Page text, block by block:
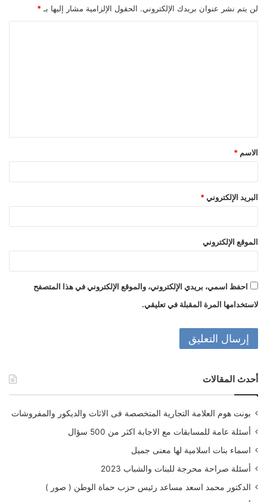
لن يتم نشر عنوان بريدك الإلكتروني. الحقول الإلزامية مشار إليها بـ *
ق
*
الاسم *
البريد الإلكتروني *
الموقع الإلكتروني
احفظ اسمي، بريدي الإلكتروني، والموقع الإلكتروني في هذا المتصفح
لاستخدامها المرة المقبلة في تعليقي.
أحدث المقالات
بونت هوم العلامة التجارية المتخصصة فى الاثاث والديكور والمفروشات
أسئلة عامة للمسابقات مع الاجابة اكثر من 500 سؤال
اسماء بنات اسلامية لها معنى جميل
أسئلة صراحة محرجة للبنات والشباب 2023
الدكتور محمد اسعد مساعد رئيس حزب حماة الوطن ( صور )